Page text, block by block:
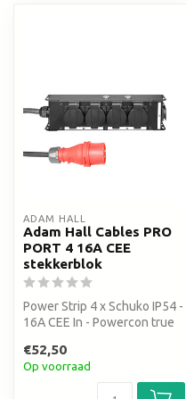
ADAM HALL
Adam Hall Cables PRO
PORT 4 16A CEE
stekkerblok
Power Strip 4 x Schuko IP54 -
16A CEE In - Powercon true
€52,50
Op voorraad